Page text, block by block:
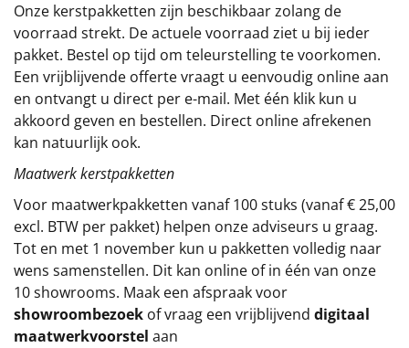
Relatiegeschenken
Cadeaubon
Per stuk
Onze kerstpakketten zijn beschikbaar zolang de
voorraad strekt. De actuele voorraad ziet u bij ieder
pakket. Bestel op tijd om teleurstelling te voorkomen.
Een vrijblijvende offerte vraagt u eenvoudig online aan
en ontvangt u direct per e-mail. Met één klik kun u
akkoord geven en bestellen. Direct online afrekenen
kan natuurlijk ook.
Maatwerk kerstpakketten
Voor maatwerkpakketten vanaf 100 stuks (vanaf € 25,00
excl. BTW per pakket) helpen onze adviseurs u graag.
Tot en met 1 november kun u pakketten volledig naar
wens samenstellen. Dit kan online of in één van onze
10 showrooms. Maak een afspraak voor
showroombezoek of vraag een vrijblijvend digitaal
maatwerkvoorstel aan